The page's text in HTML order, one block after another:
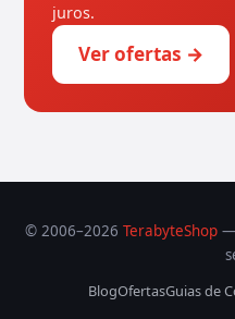
juros.
Ver ofertas →
© 2006–2026 TerabyteShop —
BlogOfertasGuias de